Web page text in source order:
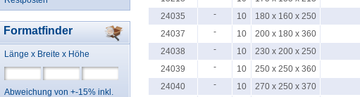
24035
- 10 180 x 160 x 250
24037
- 10 200 x 180 x 360
24038
- 10 230 x 200 x 250
24039
- 10 250 x 250 x 360
24040
- 10 270 x 250 x 370
Formatfinder
Länge x Breite x Höhe
Abweichung von +-15% inkl.